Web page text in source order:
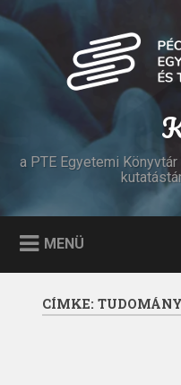
Tovább
tartalomhoz
Keresés
a PTE Egyetemi
MENÜ
CÍMKE: